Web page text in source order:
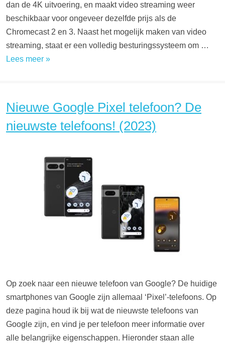
dan de 4K uitvoering, en maakt video streaming weer
beschikbaar voor ongeveer dezelfde prijs als de
Chromecast 2 en 3. Naast het mogelijk maken van video
streaming, staat er een volledig besturingssysteem om …
Lees meer »
Nieuwe Google Pixel telefoon? De
nieuwste telefoons! (2023)
Op zoek naar een nieuwe telefoon van Google? De huidige
smartphones van Google zijn allemaal ‘Pixel’-telefoons. Op
deze pagina houd ik bij wat de nieuwste telefoons van
Google zijn, en vind je per telefoon meer informatie over
alle belangrijke eigenschappen. Hieronder staan alle